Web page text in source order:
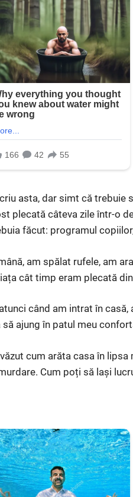
asta, dar simt că trebuie
plecată câteva zile într-o
făcut: programul
am spălat rufele, am
cât timp eram plecată
când am intrat în
ajung în patul meu
cum arăta casa în lipsa
Cum poți să lași